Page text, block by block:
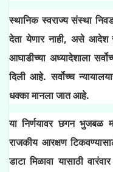
स्थानिक स्वराज्य संस्था
देता येणार नाही, असे आदेश
आघाडीच्या अध्यादेशाला
दिली आहे. सर्वोच्च
धक्का मानला जात आहे.
या निर्णयावर छगन भुजबळ
राजकीय आरक्षण
डाटा मिळावा यासाठी